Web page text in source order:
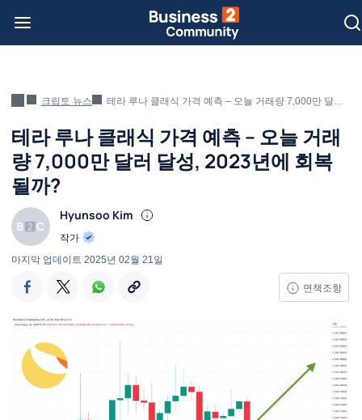
크립토 뉴스 테라 루나 클래식 가격 예측 – 오늘 거래량 7,000만 달러 달성, 2023년에 회복될까?
테라 루나 클래식 가격 예측 – 오늘 거래
량 7,000만 달러 달성, 2023년에 회복
될까?
Hyunsoo Kim
작가
면책조항
마지막 업데이트 2025년 02월 21일